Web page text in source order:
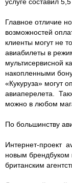
Главное отличие
возможностей
клиенты могут не
авиабилеты в
мультисервисной
накопленными
«Кукуруза» могут
авиаперелета.
можно в любом
По большинству
Интернет-проект
новым брендбуком
британским